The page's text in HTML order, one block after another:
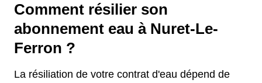
Comment résilier son
abonnement eau à Nuret-Le-
Ferron ?
La résiliation de votre contrat d'eau dépend de